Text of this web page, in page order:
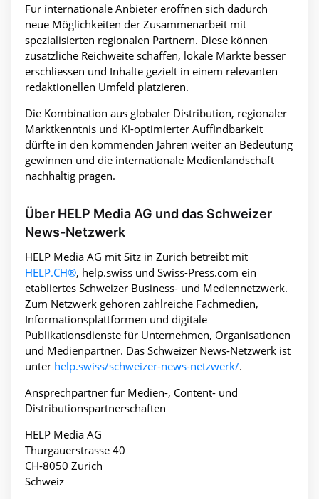
Für internationale Anbieter eröffnen sich dadurch
neue Möglichkeiten der Zusammenarbeit mit
spezialisierten regionalen Partnern. Diese können
zusätzliche Reichweite schaffen, lokale Märkte besser
erschliessen und Inhalte gezielt in einem relevanten
redaktionellen Umfeld platzieren.
Die Kombination aus globaler Distribution, regionaler
Marktkenntnis und KI-optimierter Auffindbarkeit
dürfte in den kommenden Jahren weiter an Bedeutung
gewinnen und die internationale Medienlandschaft
nachhaltig prägen.
Über HELP Media AG und das Schweizer
News-Netzwerk
HELP Media AG mit Sitz in Zürich betreibt mit
HELP.CH®, help.swiss und Swiss-Press.com ein
etabliertes Schweizer Business- und Mediennetzwerk.
Zum Netzwerk gehören zahlreiche Fachmedien,
Informationsplattformen und digitale
Publikationsdienste für Unternehmen, Organisationen
und Medienpartner. Das Schweizer News-Netzwerk ist
unter help.swiss/schweizer-news-netzwerk/.
Ansprechpartner für Medien-, Content- und
Distributionspartnerschaften
HELP Media AG
Thurgauerstrasse 40
CH-8050 Zürich
Schweiz